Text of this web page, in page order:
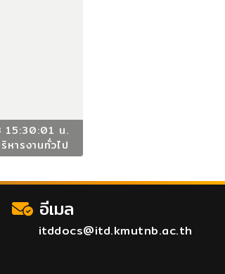
15:30:01 น.
ารงานทั่วไป
อีเมล
itddocs@itd.kmutnb.ac.th